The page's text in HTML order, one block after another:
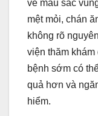
về màu sắc
mệt mỏi, chán
không rõ
viện thăm
bệnh sớm có
quả hơn và
hiểm.